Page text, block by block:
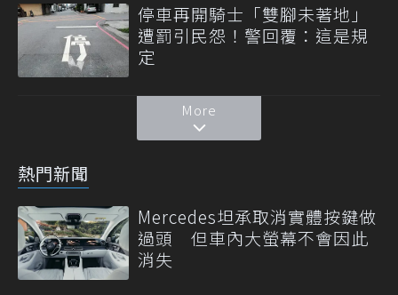
停車再開騎士「雙腳未著地」
遭罰引民怨！警回覆：這是規
定
More
熱門新聞
Mercedes坦承取消實體按鍵做
過頭 但車內大螢幕不會因此
消失